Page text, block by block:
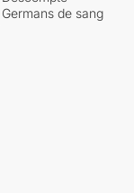
Germans de sang